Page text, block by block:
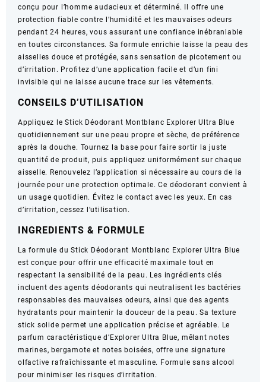
–
Protection
longue
durée
–
75g
NET
2.5
oz
conçu pour l’homme audacieux et déterminé. Il offre une
protection fiable contre l’humidité et les mauvaises odeurs
pendant 24 heures, vous assurant une confiance inébranlable
en toutes circonstances. Sa formule enrichie laisse la peau des
aisselles douce et protégée, sans sensation de picotement ou
d’irritation. Profitez d’une application facile et d’un fini
invisible qui ne laisse aucune trace sur les vêtements.
CONSEILS D’UTILISATION
Appliquez le Stick Déodorant Montblanc Explorer Ultra Blue
quotidiennement sur une peau propre et sèche, de préférence
après la douche. Tournez la base pour faire sortir la juste
quantité de produit, puis appliquez uniformément sur chaque
aisselle. Renouvelez l’application si nécessaire au cours de la
journée pour une protection optimale. Ce déodorant convient à
un usage quotidien. Évitez le contact avec les yeux. En cas
d’irritation, cessez l’utilisation.
INGREDIENTS & FORMULE
La formule du Stick Déodorant Montblanc Explorer Ultra Blue
est conçue pour offrir une efficacité maximale tout en
respectant la sensibilité de la peau. Les ingrédients clés
incluent des agents déodorants qui neutralisent les bactéries
responsables des mauvaises odeurs, ainsi que des agents
hydratants pour maintenir la douceur de la peau. Sa texture
stick solide permet une application précise et agréable. Le
parfum caractéristique d’Explorer Ultra Blue, mêlant notes
marines, bergamote et notes boisées, offre une signature
olfactive rafraîchissante et masculine. Formule sans alcool
pour minimiser les risques d’irritation.